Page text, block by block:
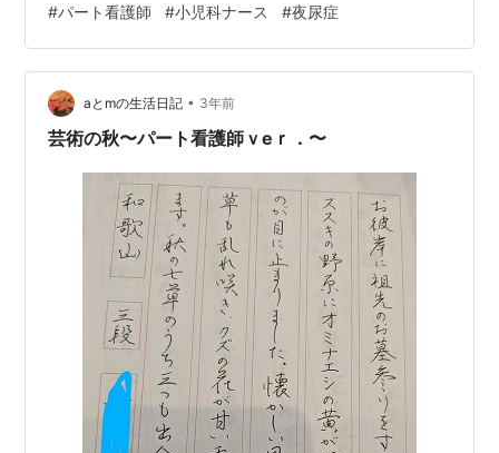
して、笑顔でおかえりと言うようにしています。（たぶ
ん） 火曜日は久々に休みが合うんで、どっか行こうかな
ー？ どっか連れっておくれー！（←いつもこれ） 今日は
ですねー「こどもの夜尿」についてまとめてみようかと
思います。 夜尿症とは・・・ 「5歳以上の子どもで1カ月
#パート看護師 #小児科ナース #夜尿症
aとmの生活日記 • 3年前
芸術の秋〜パート看護師ｖeｒ．〜